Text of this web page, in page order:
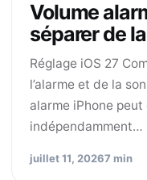
Volume
séparer de
Réglage iOS 27
l’alarme et de la
alarme iPhone
indépendamment…
juillet 11, 20267 min